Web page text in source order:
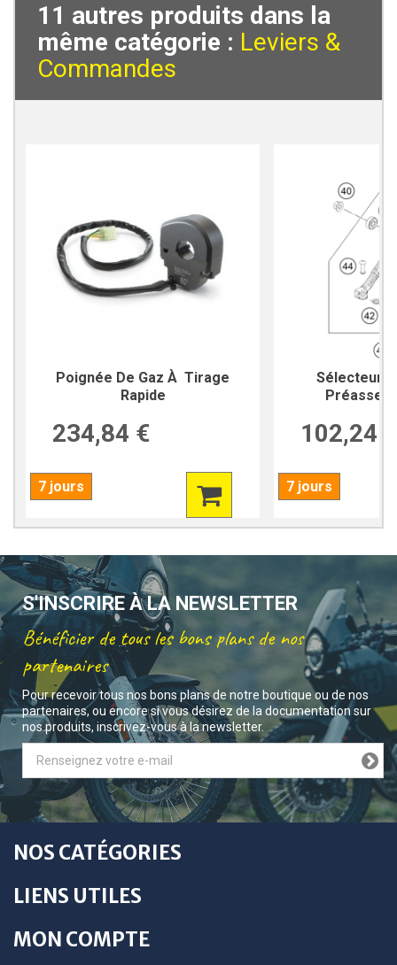
11 autres produits dans la
même catégorie : Leviers &
Commandes
Poignée De Gaz À Tirage
Rapide
234,84 €
7 jours
Sélecteur
102,24 €
7 jours
S'INSCRIRE À LA NEWSLETTER
Bénéficier de tous les bons plans de nos
partenaires
Pour recevoir tous nos bons plans de notre boutique ou de nos
partenaires, ou encore si vous désirez de la documentation sur
nos produits, inscrivez-vous à la newsletter.
NOS CATÉGORIES
LIENS UTILES
MON COMPTE